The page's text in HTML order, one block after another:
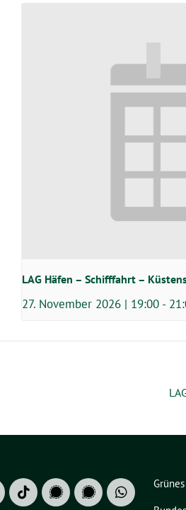
LAG Häfen – Schifffahrt –
27. November 2026 | 19:00 -